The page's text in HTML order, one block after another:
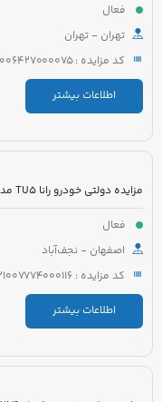
فعال
تهران - تهران
کد مزایده : 5221006427000075
اطلاعات بیشتر
مزایده دولتی خودرو رانا TU5 مدل 1392 رنگ سفید
فعال
اصفهان - نجف‌آباد
کد مزایده : 5221007774000116
اطلاعات بیشتر